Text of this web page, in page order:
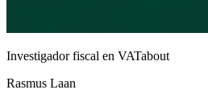
Investigador fiscal en VATabout
Rasmus Laan